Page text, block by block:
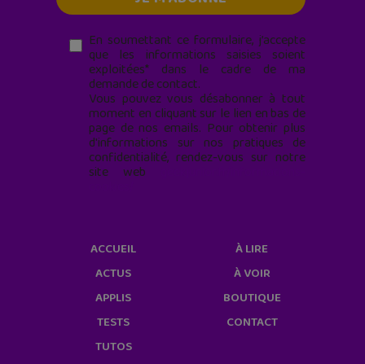
En soumettant ce formulaire, j’accepte
que les informations saisies soient
exploitées* dans le cadre de ma
demande de contact.
Vous pouvez vous désabonner à tout
moment en cliquant sur le lien en bas de
page de nos emails. Pour obtenir plus
d'informations sur nos pratiques de
confidentialité, rendez-vous sur notre
site web
ACCUEIL
ACTUS
APPLIS
TESTS
TUTOS
À LIRE
À VOIR
BOUTIQUE
CONTACT